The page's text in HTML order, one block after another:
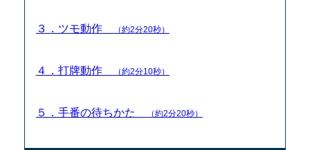
３．ツモ動作 （約2分20秒）
４．打牌動作 （約2分10秒）
５．手番の待ちかた （約2分20秒）